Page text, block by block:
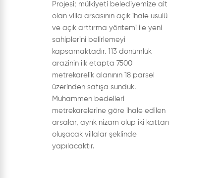
Projesi; mülkiyeti belediyemize ait
olan villa arsasının açık ihale usulü
ve açık arttırma yöntemi ile yeni
sahiplerini belirlemeyi
kapsamaktadır. 113 dönümlük
arazinin ilk etapta 7500
metrekarelik alanının 18 parsel
üzerinden satışa sunduk.
Muhammen bedelleri
metrekarelerine göre ihale edilen
arsalar, ayrık nizam olup iki kattan
oluşacak villalar şeklinde
yapılacaktır.